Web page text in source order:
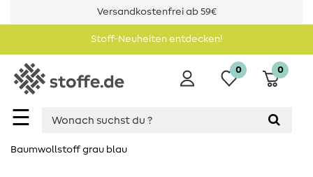
Versandkostenfrei ab 59€
Stoff-Neuheiten entdecken!
☰
0 0
Baumwollstoff grau blau